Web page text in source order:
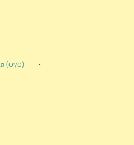
·
(070) Isolated Perinatal Antibiotic Exposure Due To Maternal GBS And The Risk For Childhood Asthma